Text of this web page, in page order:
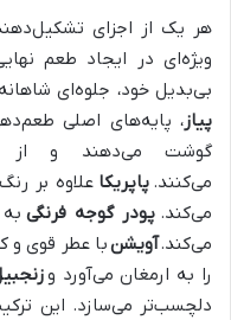
هر یک از اجزای
ویژه‌ای در ایجاد طعم
بی‌بدیل خود، جلوه‌ای
پیاز، پایه‌های اصلی
گوشت می‌دهند و از
می‌کنند. پاپریکا علاوه بر
می‌کند. پودر گوجه فرنگی
می‌کند.آویشنبا عطر قوی و
را به ارمغان می‌آورد و
دلچسب‌تر می‌سازد. این